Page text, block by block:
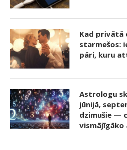
Kad privātā
starmešos:
pāri, kuru
Astrologu
jūnijā,
dzimušie —